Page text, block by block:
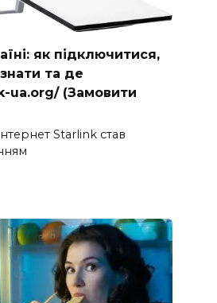
як підключитися,
та де
ua.org/ (Замовити
Starlink став